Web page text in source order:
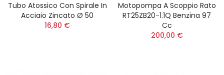
Tubo Atossico Con Spirale In
Acciaio Zincato Ø 50
16,80 €
Motopompa A Scoppio Rato
RT25ZB20-1.1Q Benzina 97
Cc
200,00 €